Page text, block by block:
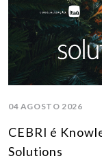
04 AGOSTO 2026
CEBRI é
Solutions